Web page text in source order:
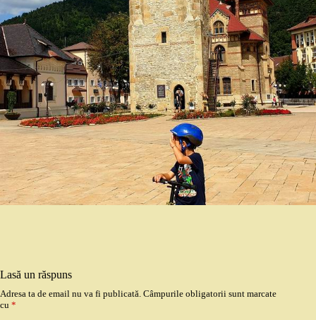
Lasă un răspuns
Adresa ta de email nu va fi publicată. Câmpurile obligatorii sunt marcate
cu *